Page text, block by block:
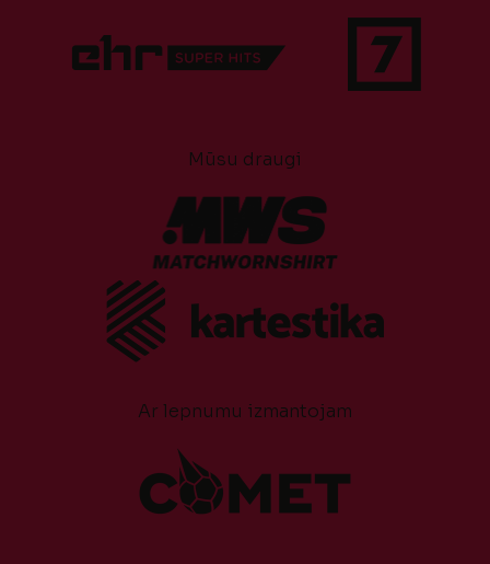
Mūsu draugi
Ar lepnumu izmantojam